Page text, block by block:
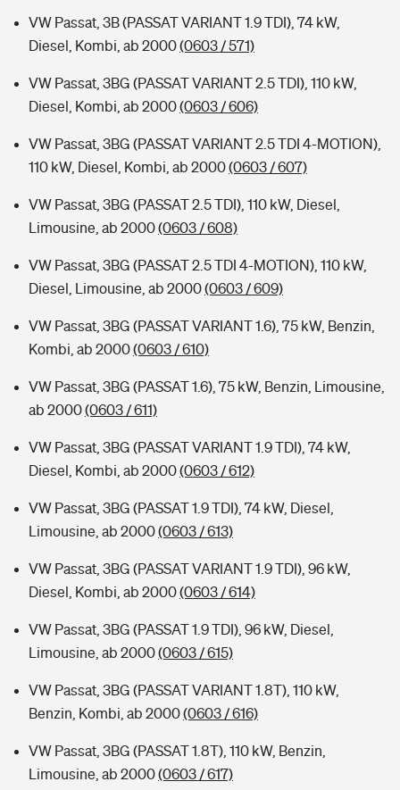
VW Passat, 3B (PASSAT VARIANT 1.9 TDI), 74 kW,
Diesel, Kombi, ab 2000(0603 / 571)
VW Passat, 3BG (PASSAT VARIANT 2.5 TDI), 110 kW,
Diesel, Kombi, ab 2000(0603 / 606)
VW Passat, 3BG (PASSAT VARIANT 2.5 TDI 4-MOTION),
110 kW, Diesel, Kombi, ab 2000(0603 / 607)
VW Passat, 3BG (PASSAT 2.5 TDI), 110 kW, Diesel,
Limousine, ab 2000(0603 / 608)
VW Passat, 3BG (PASSAT 2.5 TDI 4-MOTION), 110 kW,
Diesel, Limousine, ab 2000(0603 / 609)
VW Passat, 3BG (PASSAT VARIANT 1.6), 75 kW, Benzin,
Kombi, ab 2000(0603 / 610)
VW Passat, 3BG (PASSAT 1.6), 75 kW, Benzin, Limousine,
ab 2000(0603 / 611)
VW Passat, 3BG (PASSAT VARIANT 1.9 TDI), 74 kW,
Diesel, Kombi, ab 2000(0603 / 612)
VW Passat, 3BG (PASSAT 1.9 TDI), 74 kW, Diesel,
Limousine, ab 2000(0603 / 613)
VW Passat, 3BG (PASSAT VARIANT 1.9 TDI), 96 kW,
Diesel, Kombi, ab 2000(0603 / 614)
VW Passat, 3BG (PASSAT 1.9 TDI), 96 kW, Diesel,
Limousine, ab 2000(0603 / 615)
VW Passat, 3BG (PASSAT VARIANT 1.8T), 110 kW,
Benzin, Kombi, ab 2000(0603 / 616)
VW Passat, 3BG (PASSAT 1.8T), 110 kW, Benzin,
Limousine, ab 2000(0603 / 617)